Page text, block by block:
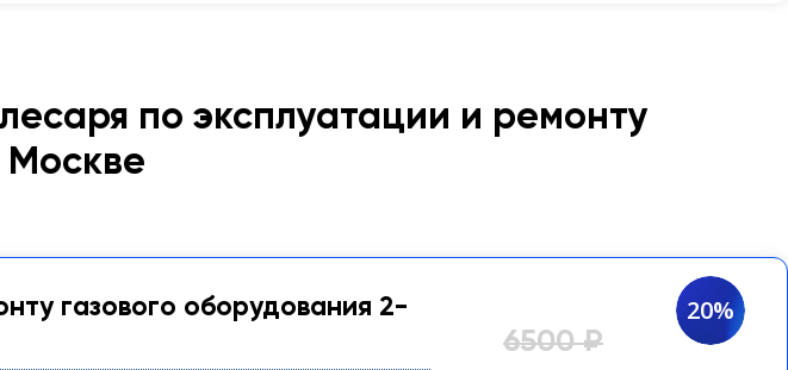
по эксплуатации и ремонту
Москве
газового оборудования 2-
20%
6500 ₽